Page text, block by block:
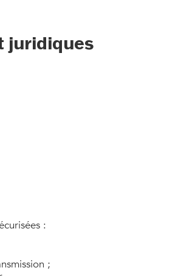
juridiques
:
;